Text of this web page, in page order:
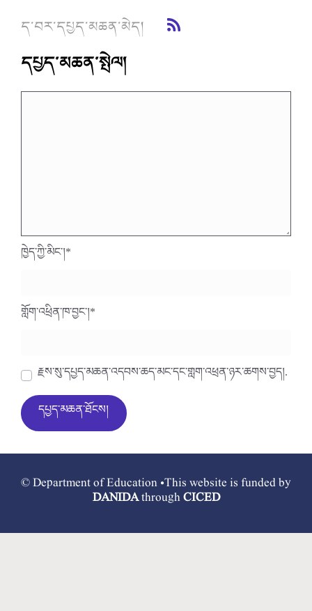
ད་བར་དཔྱད་མཆན་མེད།
དཔྱད་མཆན་སྤེལ།
ཁྱེད་ཀྱི་མིང་།*
གློག་འཕྲིན་ཁ་བྱང་།*
རྗེས་སུ་དཔྱད་མཆན་འདེབས་ཆེད་མིང་དང་གློག་འཕྲིན་ཉར་ཚགས་བྱེད།.
© Department of Education •This website is funded by
DANIDAthroughCICED